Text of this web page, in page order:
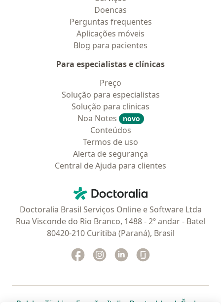
Doencas
Perguntas frequentes
Aplicações móveis
Blog para pacientes
Para especialistas e clínicas
Preço
Solução para especialistas
Solução para clinicas
Noa Notes
novo
Conteúdos
Termos de uso
Alerta de segurança
Central de Ajuda para clientes
Doctoralia - Homepage
Doctoralia Brasil Serviços Online e Software Ltda
Rua Visconde do Rio Branco, 1488 - 2º andar - Batel
80420-210 Curitiba (Paraná), Brasil
Facebook
abre num novo separador
Instagram
abre num novo separador
Linkedin
abre num novo
Polska abre num novo separador
Türkiye abre num novo separador
España abre num novo separador
Italia abre num novo
Deutschlandabre num
Česko